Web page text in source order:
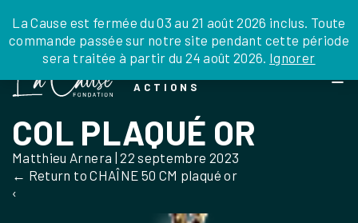
to
the
La Cause est fermée du 03 au 21 août 2026 inclus. Toute
commande passée sur notre site pendant cette période
sera traitée à partir du 24 août 2026. Ignorer
JE DONNE JE PARRAINE NOUS SOUTENIR
DEPUIS LA FRANCE
DEPUIS L’INTERNATIONAL
EN TANT QU’ORGANISATION
LEGS, LIBÉRALITÉS
0 ARTICLE
ACTIONS
COL PLAQUÉ OR
Matthieu Arnera |22 septembre 2023
← Return to CHAÎNE 50 CM plaqué or
‹